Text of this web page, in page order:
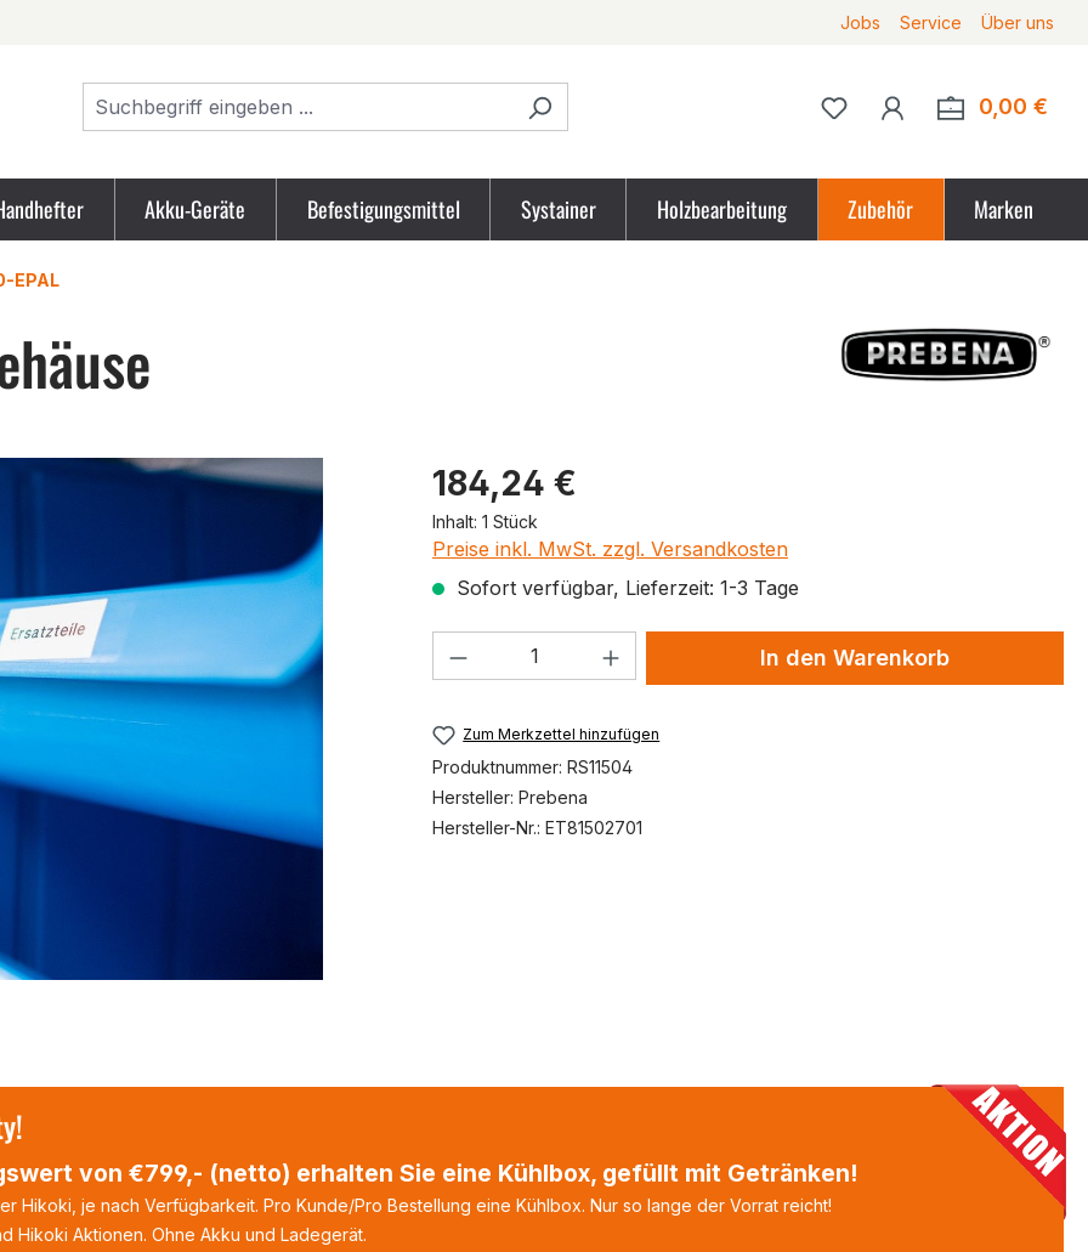
Jobs Service Über uns
Du hast 0 Produkte auf
0,00 €
Akku-Geräte Befestigungsmittel Systainer Holzbearbeitung Zubehör Marken
EPAL
Produktpreis
184,24 €
Inhalt: 1 Stück
Preise inkl. MwSt. zzgl. Versandkosten
Sofort verfügbar, Lieferzeit: 1-3 Tage
Produkt Anzahl: Gib den gewünschten Wert
In den Warenkorb
Zum Merkzettel hinzufügen
Produktnummer: RS11504
Hersteller: Prebena
Hersteller-Nr.: ET81502701
von €799,- (netto) erhalten Sie eine Kühlbox, gefüllt mit Getränken!
Hikoki, je nach Verfügbarkeit. Pro Kunde/Pro Bestellung eine Kühlbox. Nur so lange der Vorrat reicht!
Hikoki Aktionen. Ohne Akku und Ladegerät.